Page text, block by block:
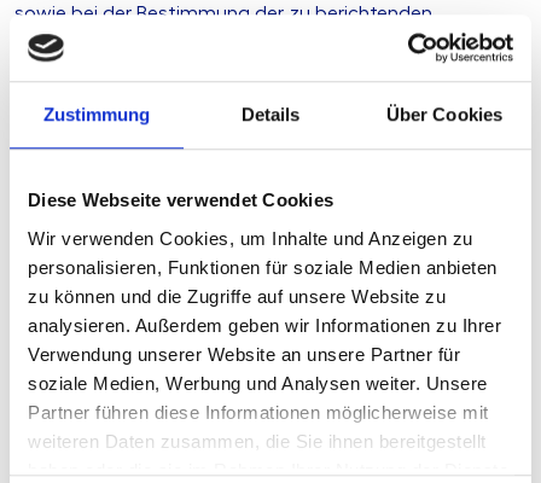
Zustimmung Details Über Cookies
Diese Webseite verwendet Cookies
Wir verwenden Cookies, um Inhalte und Anzeigen zu
personalisieren, Funktionen für soziale Medien anbieten
zu können und die Zugriffe auf unsere Website zu
analysieren. Außerdem geben wir Informationen zu Ihrer
Verwendung unserer Website an unsere Partner für
soziale Medien, Werbung und Analysen weiter. Unsere
Partner führen diese Informationen möglicherweise mit
weiteren Daten zusammen, die Sie ihnen bereitgestellt
haben oder die sie im Rahmen Ihrer Nutzung der Dienste
sowie bei der Bestimmung der zu berichtenden
Informationen (Nachhaltigkeitsbericht).
Ihre Herausforderung
Ihre Vorteile
Produkttyp
Standardisierte
Beratungsleistung
Stand 05.01.2026
Geplante
derzeit keine